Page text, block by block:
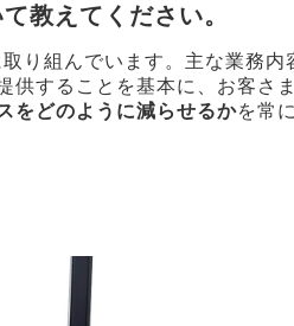
教えてください。
り組んでいます。主な業務内
供することを基本に、お客さ
をどのように減らせるかを常